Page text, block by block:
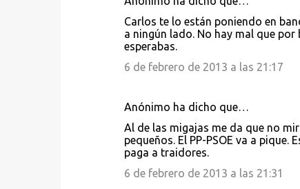
Carlos te lo están poniendo en
a ningún lado. No hay mal que
esperabas.
6 de febrero de 2013 a las 21:17
Anónimo ha dicho que…
Al de las migajas me da que no
pequeños. El PP-PSOE va a
paga a traidores.
6 de febrero de 2013 a las 21:31